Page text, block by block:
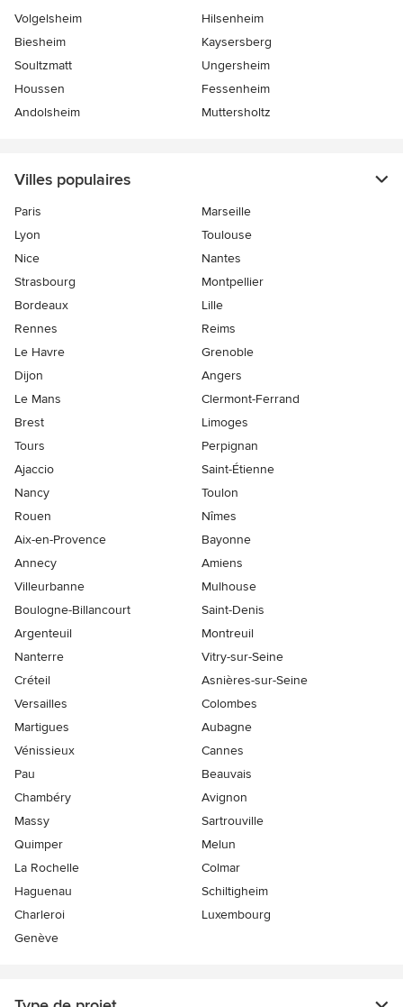
Volgelsheim
Hilsenheim
Biesheim
Kaysersberg
Soultzmatt
Ungersheim
Houssen
Fessenheim
Andolsheim
Muttersholtz
Villes populaires
Paris
Marseille
Lyon
Toulouse
Nice
Nantes
Strasbourg
Montpellier
Bordeaux
Lille
Rennes
Reims
Le Havre
Grenoble
Dijon
Angers
Le Mans
Clermont-Ferrand
Brest
Limoges
Tours
Perpignan
Ajaccio
Saint-Étienne
Nancy
Toulon
Rouen
Nîmes
Aix-en-Provence
Bayonne
Annecy
Amiens
Villeurbanne
Mulhouse
Boulogne-Billancourt
Saint-Denis
Argenteuil
Montreuil
Nanterre
Vitry-sur-Seine
Créteil
Asnières-sur-Seine
Versailles
Colombes
Martigues
Aubagne
Vénissieux
Cannes
Pau
Beauvais
Chambéry
Avignon
Massy
Sartrouville
Quimper
Melun
La Rochelle
Colmar
Haguenau
Schiltigheim
Charleroi
Luxembourg
Genève